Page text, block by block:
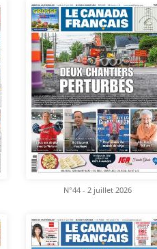
N°44 - 2 juillet 2026